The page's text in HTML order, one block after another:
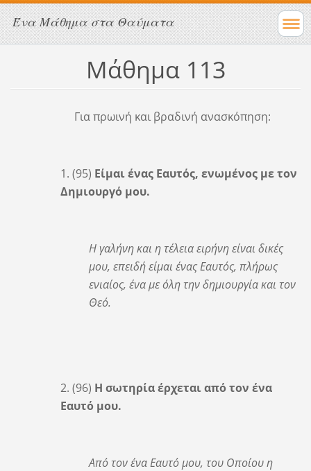
Ένα Μάθημα στα Θαύματα
Μάθημα 113
Για πρωινή και βραδινή ανασκόπηση:
1. (95) Είμαι ένας Εαυτός, ενωμένος με τον
Δημιουργό μου.
Η γαλήνη και η τέλεια ειρήνη είναι δικές
μου, επειδή είμαι ένας Εαυτός, πλήρως
ενιαίος, ένα με όλη την δημιουργία και τον
Θεό.
2. (96) Η σωτηρία έρχεται από τον ένα
Εαυτό μου.
Από τον ένα Εαυτό μου, του Οποίου η